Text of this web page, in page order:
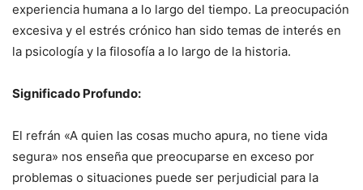
experiencia humana a lo largo del tiempo. La preocupación
excesiva y el estrés crónico han sido temas de interés en
la psicología y la filosofía a lo largo de la historia.
Significado Profundo:
El refrán «A quien las cosas mucho apura, no tiene vida
segura» nos enseña que preocuparse en exceso por
problemas o situaciones puede ser perjudicial para la